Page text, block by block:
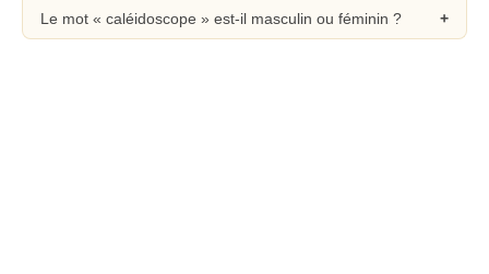
Le mot « caléidoscope » est-il masculin ou féminin ?